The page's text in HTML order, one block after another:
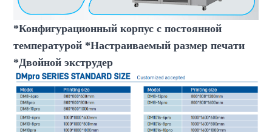
*Конфигурационный корпус с постоянной
температурой *Настраиваемый размер печати
*Двойной экструдер